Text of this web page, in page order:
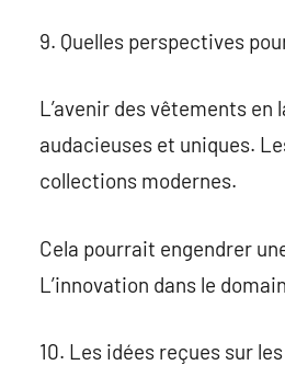
9. Quelles perspectives
L’avenir des vêtements
audacieuses et uniques.
collections modernes.
Cela pourrait engendrer
L’innovation dans le
10. Les idées reçues sur